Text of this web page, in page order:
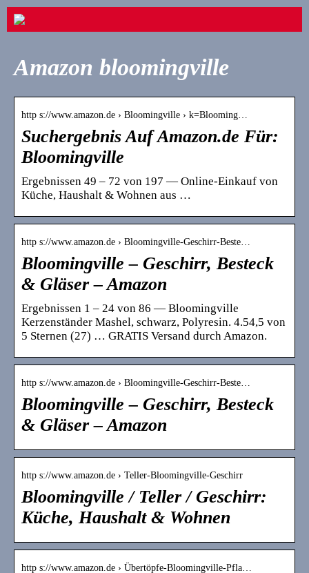
Amazon bloomingville
http s://www.amazon.de › Bloomingville › k=Blooming…
Suchergebnis Auf Amazon.de Für:
Bloomingville
Ergebnissen 49 – 72 von 197 — Online-Einkauf von
Küche, Haushalt & Wohnen aus …
http s://www.amazon.de › Bloomingville-Geschirr-Beste…
Bloomingville – Geschirr, Besteck
& Gläser – Amazon
Ergebnissen 1 – 24 von 86 — Bloomingville
Kerzenständer Mashel, schwarz, Polyresin. 4.54,5 von
5 Sternen (27) … GRATIS Versand durch Amazon.
http s://www.amazon.de › Bloomingville-Geschirr-Beste…
Bloomingville – Geschirr, Besteck
& Gläser – Amazon
http s://www.amazon.de › Teller-Bloomingville-Geschirr
Bloomingville / Teller / Geschirr:
Küche, Haushalt & Wohnen
http s://www.amazon.de › Übertöpfe-Bloomingville-Pfla…